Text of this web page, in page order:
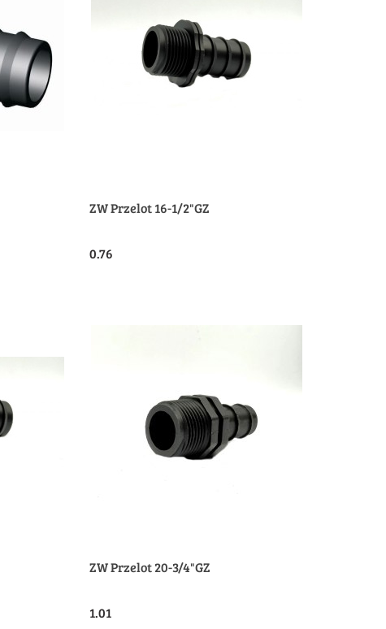
ZW Przelot 16-1/2"GZ
0.76
ZW Przelot 20-3/4"GZ
1.01